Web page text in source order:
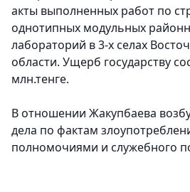
акты выполненных работ по
однотипных модульных
лабораторий в 3-х селах
области. Ущерб государству
млн.тенге.
В отношении Жакупбаева
дела по фактам
полномочиями и служебного